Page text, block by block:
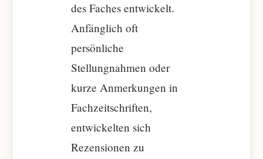
des Faches entwickelt.
Anfänglich oft
persönliche
Stellungnahmen oder
kurze Anmerkungen in
Fachzeitschriften,
entwickelten sich
Rezensionen zu